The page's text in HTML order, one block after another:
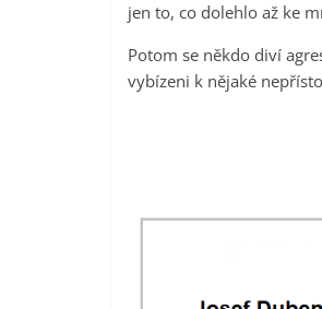
jen to, co dolehlo až ke
Potom se někdo diví
vybízeni k nějaké